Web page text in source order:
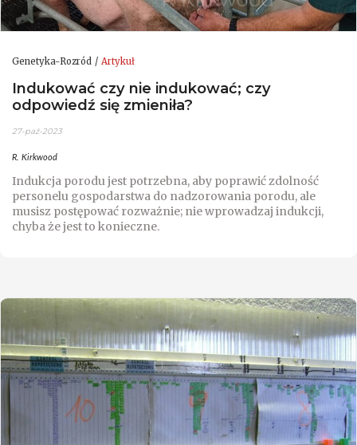
Genetyka-Rozród Artykuł
Indukować czy nie indukować; czy
odpowiedź się zmieniła?
27-paź-2023
R. Kirkwood
Indukcja porodu jest potrzebna, aby poprawić zdolność
personelu gospodarstwa do nadzorowania porodu, ale
musisz postępować rozważnie; nie wprowadzaj indukcji,
chyba że jest to konieczne.